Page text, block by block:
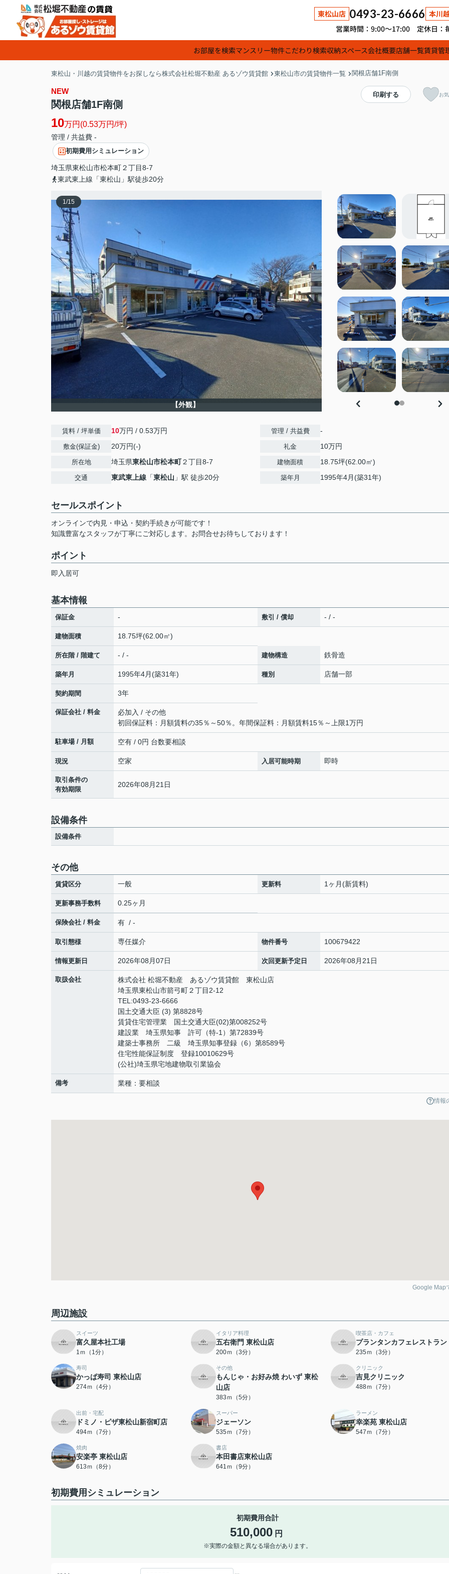
東松山店 0493-23-6666 本川
営業時間：9:00～17:00 定休日：
お部屋を検索マンスリー物件こだわり検索収納スペース会社概要店舗一覧賃貸管
東松山・川越の賃貸物件をお探しなら株式会社松堀不動産 あるゾウ賃貸館 東松山市の賃貸物件一覧 関根店舗1F南側
NEW
関根店舗1F南側
10万円(0.53万円/坪)
管理 / 共益費 -
初期費用シミュレーション
埼玉県東松山市松本町２丁目8-7
東武東上線「東松山」駅徒歩20分
印刷する お
1/15
【外観】
賃料 / 坪単価 10万円 / 0.53万円
敷金(保証金) 20万円(-)
所在地 埼玉県東松山市松本町２丁目8-7
交通 東武東上線 「東松山 」駅 徒歩20分
管理 / 共益費 -
礼金 10万円
建物面積 18.75坪(62.00㎡)
築年月 1995年4月(築31年)
セールスポイント
オンラインで内見・申込・契約手続きが可能です！
知識豊富なスタッフが丁寧にご対応します。お問合せお待ちしております！
ポイント
即入居可
基本情報
保証金 - 敷引 / 償却 - / -
建物面積 18.75坪(62.00㎡)
所在階 / 階建て - / - 建物構造 鉄骨造
築年月 1995年4月(築31年) 種別 店舗一部
契約期間 3年
保証会社 / 料金
必加入 / その他
初回保証料：月額賃料の35％～50％。年間保証料：月額賃料15％～上限1万円
駐車場 / 月額 空有 / 0円 台数要相談
現況 空家 入居可能時期 即時
取引条件の
有効期限
2026年08月21日
設備条件
設備条件
その他
賃貸区分 一般 更新料 1ヶ月(新賃料)
更新事務手数料 0.25ヶ月
保険会社 / 料金 有 / -
取引態様 専任媒介 物件番号 100679422
情報更新日 2026年08月07日 次回更新予定日 2026年08月21日
取扱会社
株式会社 松堀不動産 あるゾウ賃貸館 東松山店
埼玉県東松山市箭弓町２丁目2-12
TEL:0493-23-6666
国土交通大臣 (3) 第8828号
賃貸住宅管理業 国土交通大臣(02)第008252号
建設業 埼玉県知事 許可（特-1）第72839号
建築士事務所 二級 埼玉県知事登録（6）第8589号
住宅性能保証制度 登録10010629号
(公社)埼玉県宅地建物取引業協会
備考 業種：要相談
情報
Google Map
周辺施設
スイーツ
富久屋本社工場
1ｍ（1分）
イタリア料理
五右衛門 東松山店
200ｍ（3分）
喫茶店・カフェ
プランタンカフェレストラン
235ｍ（3分）
寿司
かっぱ寿司 東松山店
274ｍ（4分）
その他
もんじゃ・お好み焼 わいず 東松
山店
383ｍ（5分）
クリニック
吉見クリニック
488ｍ（7分）
出前・宅配
ドミノ・ピザ東松山新宿町店
494ｍ（7分）
スーパー
ジェーソン
535ｍ（7分）
ラーメン
幸楽苑 東松山店
547ｍ（7分）
焼肉
安楽亭 東松山店
613ｍ（8分）
書店
本田書店東松山店
641ｍ（9分）
初期費用シミュレーション
初期費用合計
510,000 円
※実際の金額と異なる場合があります。